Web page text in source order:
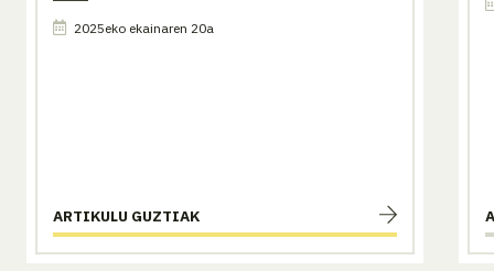
2025eko ekainaren 20a
ARTIKULU GUZTIAK